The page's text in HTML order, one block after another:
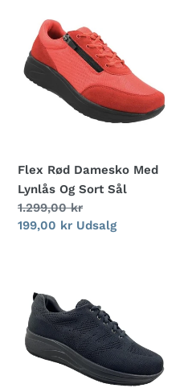
Rød
Damesko
Med
Lynlås
Flex Rød Damesko Med
Lynlås Og Sort Sål
Normalpris
1.299,00 kr
Udsalgspris
199,00 kr Udsalg
Go
Easy
Sort
knit